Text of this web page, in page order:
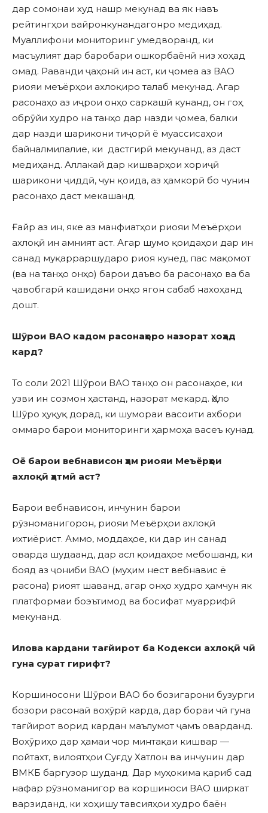
дар сомонаи худ нашр мекунад ва як навъ
рейтингҳои вайронкунандагонро медиҳад.
Муаллифони мониторинг умедворанд, ки
масъулият дар баробари ошкорбаёнӣ низ хоҳад
омад. Раванди ҷаҳонӣ ин аст, ки ҷомеа аз ВАО
риояи меъёрҳои ахлоқиро талаб мекунад. Агар
расонаҳо аз иҷрои онҳо саркашӣ кунанд, он гоҳ
обрӯйи худро на танҳо дар назди ҷомеа, балки
дар назди шарикони тиҷорӣ ё муассисаҳои
байналмилалие, ки дастгирӣ мекунанд, аз даст
медиҳанд. Аллакай дар кишварҳои хориҷӣ
шарикони ҷиддӣ, чун қоида, аз ҳамкорӣ бо чунин
расонаҳо даст мекашанд.
Ғайр аз ин, яке аз манфиатҳои риояи Меъёрҳои
ахлоқӣ ин амният аст. Агар шумо қоидаҳои дар ин
санад муқарраршударо риоя кунед, пас мақомот
(ва на танҳо онҳо) барои даъво ба расонаҳо ва ба
ҷавобгарӣ кашидани онҳо ягон сабаб нахоҳанд
дошт.
Шӯрои ВАО кадом расонаҳоро назорат хоҳад
кард?
То соли 2021 Шӯрои ВАО танҳо он расонаҳое, ки
узви ин созмон ҳастанд, назорат мекард. Ҳоло
Шӯро ҳуқуқ дорад, ки шумораи васоити ахбори
оммаро барои мониторинги ҳармоҳа васеъ кунад.
Оё барои вебнависон ҳам риояи Меъёрҳои
ахлоқӣ ҳатмӣ аст?
Барои вебнависон, инчунин барои
рӯзноманигорон, риояи Меъёрҳои ахлоқӣ
ихтиёрист. Аммо, моддаҳое, ки дар ин санад
оварда шудаанд, дар асл қоидаҳое мебошанд, ки
бояд аз ҷониби ВАО (муҳим нест вебнавис ё
расона) риоят шаванд, агар онҳо худро ҳамчун як
платформаи боэътимод ва босифат муаррифӣ
мекунанд.
Илова кардани тағйирот ба Кодекси ахлоқӣ чӣ
гуна сурат гирифт?
Коршиносони Шӯрои ВАО бо бозигарони бузурги
бозори расонаӣ вохӯрӣ карда, дар бораи чӣ гуна
тағйирот ворид кардан маълумот ҷамъ оварданд.
Вохӯриҳо дар ҳамаи чор минтақаи кишвар —
пойтахт, вилоятҳои Суғду Хатлон ва инчунин дар
ВМКБ баргузор шуданд. Дар муҳокима қариб сад
нафар рӯзноманигор ва коршиноси ВАО ширкат
варзиданд, ки хоҳишу тавсияҳои худро баён